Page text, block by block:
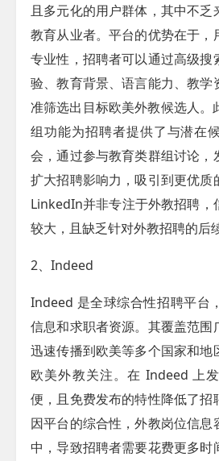
且多元化的用户群体，其中不乏
教育从业者。平台的优势在于，
专业性，招聘者可以通过高级搜
验、教育背景、语言能力、教学
准筛选出目标欧美外教候选人
组功能为招聘者提供了与潜在
会，通过参与教育类群组讨论，
扩大招聘影响力，吸引到更优质
LinkedIn并非专注于外教招聘，
较大，且缺乏针对外教招聘的后
2、Indeed
Indeed 是全球综合性招聘平台
信息和求职者资源。其覆盖范围
迅速传播到欧美等多个国家和地
欧美外教关注。在 Indeed 上
便，且免费发布的特性降低了招
因平台的综合性，外教岗位信息
中，导致招聘者需要花费更多时